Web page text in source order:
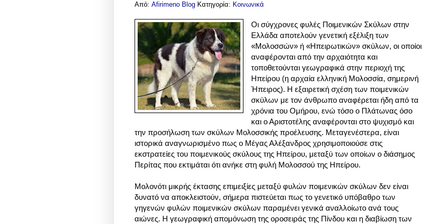
Από: Afirimeno Blog Κατηγορία: Κοινωνικά
Οι σύγχρονες φυλές Ποιμενικών Σκύλων στην
Ελλάδα αποτελούν γενετική εξέλιξη των
«Μολοσσών» ή «Ηπειρωτικών» σκύλων, οι οποίοι
αναφέρονται από την αρχαιότητα και
τοποθετούνται γεωγραφικά στην περιοχή της
Ηπείρου (η αρχαία ελληνική Μολοσσία, σημερινή
Ήπειρος). Η εξαιρετική σχέση των ποιμενικών
σκύλων με τον άνθρωπο αναφέρεται ήδη από τα
χρόνια του Ομήρου, ενώ τόσο ο Πλάτωνας όσο
και ο Αριστοτέλης αναφέρονται στο ψυχισμό και
την προσήλωση των σκύλων Μολοσσικής προέλευσης. Μεταγενέστερα, είναι
ιστορικά αναγνωρισμένο πως ο Μέγας Αλέξανδρος χρησιμοποιούσε στις
εκστρατείες του ποιμενικούς σκύλους της Ηπείρου, μεταξύ των οποίων ο διάσημος
Περίτας που εκτιμάται ότι ανήκε στη φυλή Μολοσσού της Ηπείρου.
Μολονότι μικρής έκτασης επιμειξίες μεταξύ φυλών ποιμενικών σκύλων δεν είναι
δυνατό να αποκλειστούν, σήμερα πιστεύεται πως το γενετικό υπόβαθρο των
γηγενών φυλών ποιμενικών σκύλων παραμένει γενικά αναλλοίωτο ανά τους
αιώνες. Η γεωγραφική απομόνωση της οροσειράς της Πίνδου και η διαβίωση των